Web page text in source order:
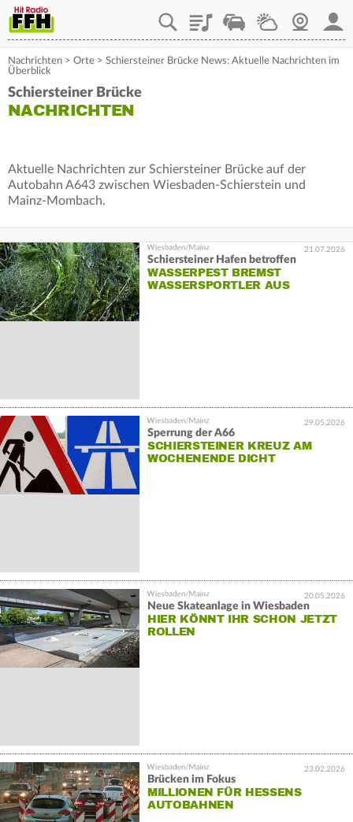
PlaylistStaupilotWetterWebcam
Nachrichten > Orte > Schiersteiner Brücke News: Aktuelle Nachrichten im
Überblick
Schiersteiner Brücke
NACHRICHTEN
Aktuelle Nachrichten zur Schiersteiner Brücke auf der
Autobahn A643 zwischen Wiesbaden-Schierstein und
Mainz-Mombach.
21.07.2026
Schiersteiner Hafen betroffen
WASSERPEST BREMST
WASSERSPORTLER AUS
29.05.2026
Sperrung der A66
SCHIERSTEINER KREUZ AM
WOCHENENDE DICHT
20.05.2026
Neue Skateanlage in Wiesbaden
HIER KÖNNT IHR SCHON JETZT
ROLLEN
23.02.2026
Brücken im Fokus
MILLIONEN FÜR HESSENS
AUTOBAHNEN